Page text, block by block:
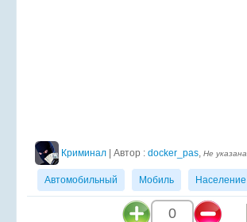
Криминал | Автор : docker_pas, Не указана
Автомобильный Мобиль Население
0